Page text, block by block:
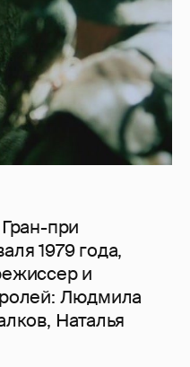
при
1979 года,
и
Людмила
Наталья